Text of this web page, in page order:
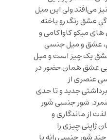
می‌افتد ولی این میل
عشق رنگ رو باخته
میکو کاواکامی و
عشق و میل جنسی
یک چیز است و میل
عشق همان حضور در
عنصری از
جدید و تا حدی
شور جنسی شور
از ماندگاری و
ژاپنی چیزی را